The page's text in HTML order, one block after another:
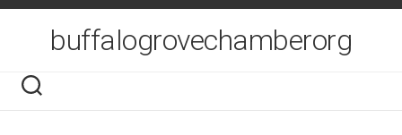
Skip
buffalogrovechamberorg